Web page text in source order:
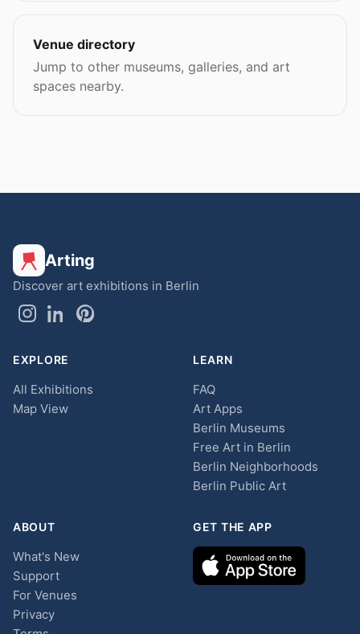
Venue directory
Jump to other museums, galleries, and art
spaces nearby.
Arting
Discover art exhibitions in Berlin
EXPLORE
All Exhibitions
Map View
LEARN
FAQ
Art Apps
Berlin Museums
Free Art in Berlin
Berlin Neighborhoods
Berlin Public Art
ABOUT
What's New
Support
For Venues
Privacy
GET THE APP